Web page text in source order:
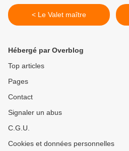
< Le Valet maître
Hébergé par Overblog
Top articles
Pages
Contact
Signaler un abus
C.G.U.
Cookies et données personnelles